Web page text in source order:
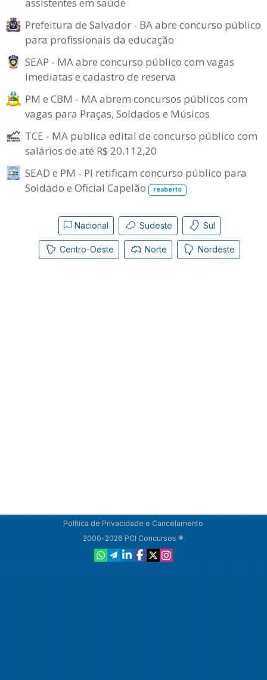
assistentes em saúde
Prefeitura de Salvador - BA abre concurso público
para profissionais da educação
SEAP - MA abre concurso público com vagas
imediatas e cadastro de reserva
PM e CBM - MA abrem concursos públicos com
vagas para Praças, Soldados e Músicos
TCE - MA publica edital de concurso público com
salários de até R$ 20.112,20
SEAD e PM - PI retificam concurso público para
Soldado e Oficial Capelão
reaberto
Nacional Sudeste Sul
Centro-Oeste Norte Nordeste
Política de Privacidade e Cancelamento
2000-2026 PCI Concursos ®